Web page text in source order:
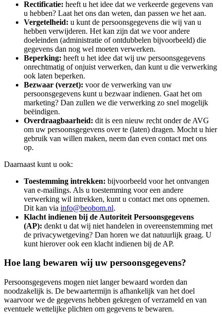
Rectificatie: heeft u het idee dat we verkeerde gegevens van
u hebben? Laat het ons dan weten, dan passen we het aan.
Vergetelheid: u kunt de persoonsgegevens die wij van u
hebben verwijderen. Het kan zijn dat we voor andere
doeleinden (administratie of ontdubbelen bijvoorbeeld) die
gegevens dan nog wel moeten verwerken.
Beperking: heeft u het idee dat wij uw persoonsgegevens
onrechtmatig of onjuist verwerken, dan kunt u die verwerking
ook laten beperken.
Bezwaar (verzet): voor de verwerking van uw
persoonsgegevens kunt u bezwaar indienen. Gaat het om
marketing? Dan zullen we die verwerking zo snel mogelijk
beëindigen.
Overdraagbaarheid: dit is een nieuw recht onder de AVG
om uw persoonsgegevens over te (laten) dragen. Mocht u hier
gebruik van willen maken, neem dan even contact met ons
op.
Daarnaast kunt u ook:
Toestemming intrekken: bijvoorbeeld voor het ontvangen
van e-mailings. Als u toestemming voor een andere
verwerking wil intrekken, kunt u contact met ons opnemen.
Dit kan via info@beobom.nl.
Klacht indienen bij de Autoriteit Persoonsgegevens
(AP): denkt u dat wij niet handelen in overeenstemming met
de privacywetgeving? Dan horen we dat natuurlijk graag. U
kunt hierover ook een klacht indienen bij de AP.
Hoe lang bewaren wij uw persoonsgegevens?
Persoonsgegevens mogen niet langer bewaard worden dan
noodzakelijk is. De bewaartermijn is afhankelijk van het doel
waarvoor we de gegevens hebben gekregen of verzameld en van
eventuele wettelijke plichten om gegevens te bewaren.